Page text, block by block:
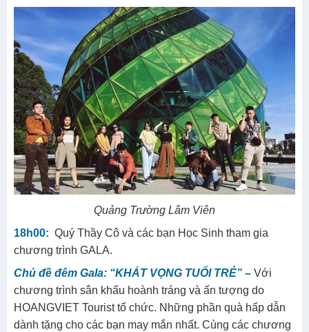
Quảng Trường Lâm Viên
18h00: Quý Thầy Cô và các bạn Học Sinh tham gia
chương trình GALA.
Chủ đề đêm Gala: “KHÁT VỌNG TUỔI TRẺ” – Với
chương trình sân khấu hoành tráng và ấn tượng do
HOANGVIET Tourist tổ chức. Những phần quà hấp dẫn
dành tặng cho các bạn may mắn nhất. Cùng các chương